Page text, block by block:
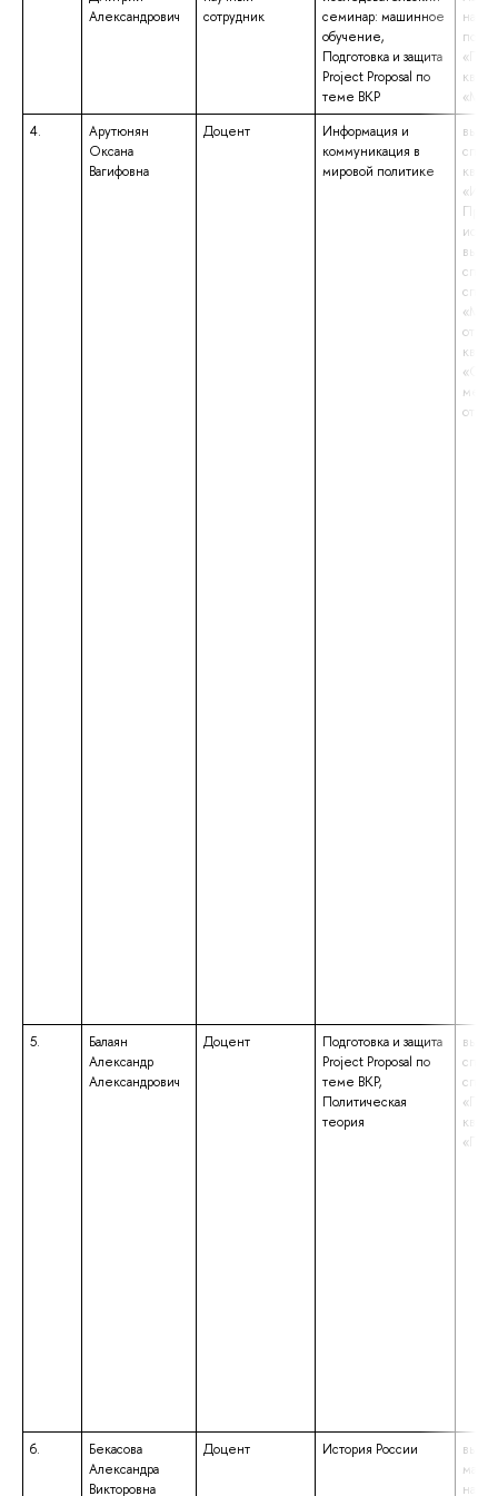
Александрович
сотрудник
семинар: машинное
обучение,
Подготовка и защита
Project Proposal по
теме ВКР
4.
Арутюнян
Оксана
Вагифовна
Доцент
Информация и
коммуникация в
мировой политике
5.
Балаян
Александр
Александрович
Доцент
Подготовка и защита
Project Proposal по
теме ВКР,
Политическая
теория
6.
Бекасова
Александра
Викторовна
Доцент История России